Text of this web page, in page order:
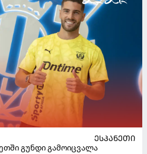
ᲔᲡᲞᲐᲜᲔᲗᲘ
გუნდი გამოიცვალა